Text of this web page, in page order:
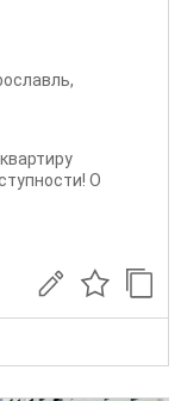
,
О